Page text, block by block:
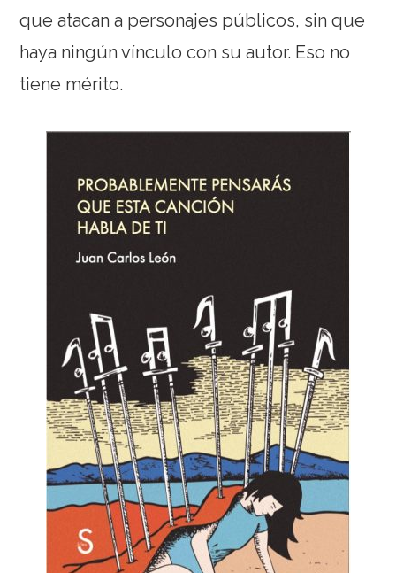
que atacan a personajes públicos, sin que
haya ningún vínculo con su autor. Eso no
tiene mérito.